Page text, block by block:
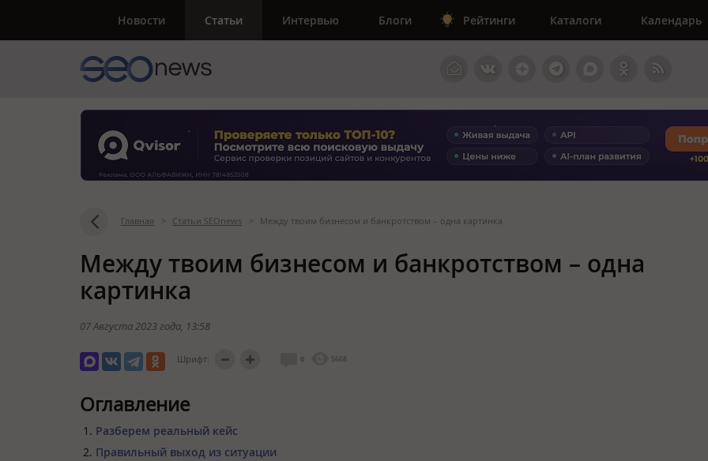
Новости Статьи Интервью Блоги Рейтинги Каталоги Календарь
Главная > Статьи SEOnews > Между твоим бизнесом и банкротством – одна картинка
Между твоим бизнесом и банкротством – одна
картинка
07 Августа 2023 года , 13:58
Шрифт: 0 5668
Оглавление
Разберем реальный кейс
Правильный выход из ситуации